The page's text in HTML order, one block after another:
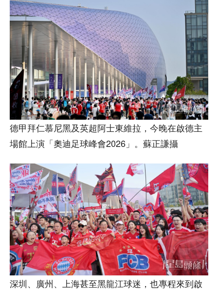
德甲拜仁慕尼黑及英超阿士東維拉，今晚在啟德主
場館上演「奧迪足球峰會2026」。蘇正謙攝
深圳、廣州、上海甚至黑龍江球迷，也專程來到啟